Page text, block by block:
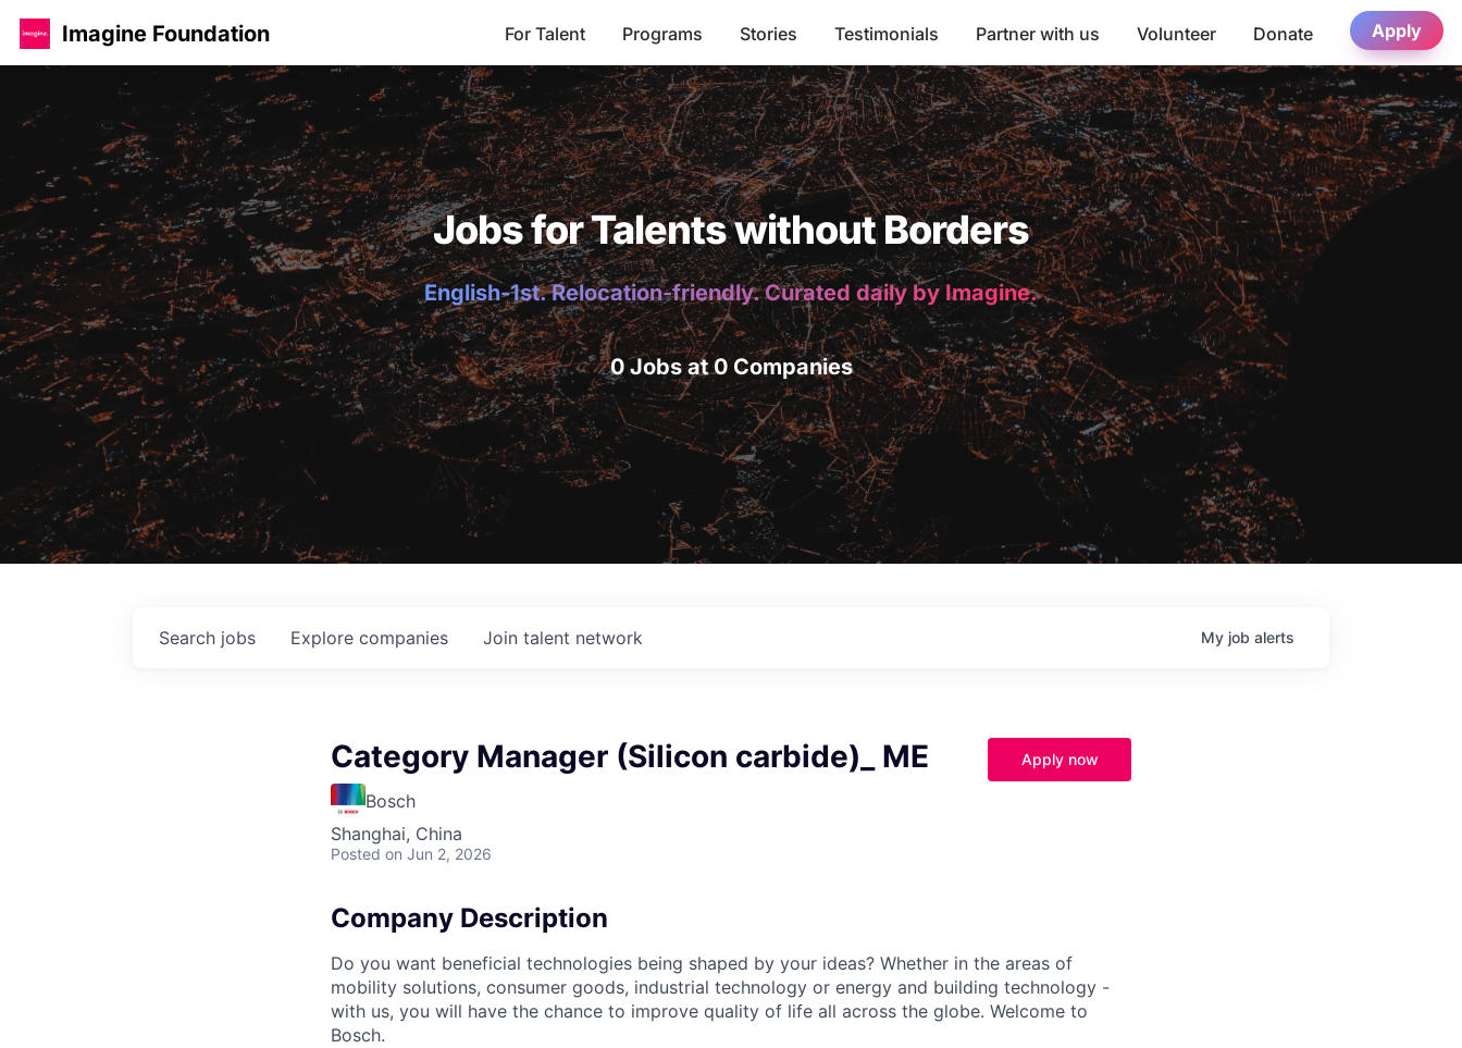
Imagine Foundation For Talent Programs Stories Testimonials Partner with us Volunteer Donate Apply
Jobs for Talents without Borders
English-1st. Relocation-friendly. Curated daily by Imagine.
0 Jobs at 0 Companies
Search jobs Explore companies Join talent network My job alerts
Category Manager (Silicon carbide)_ ME
Bosch
Shanghai, China
Posted on Jun 2, 2026
Apply now
Company Description
Do you want beneficial technologies being shaped by your ideas? Whether in the areas of
mobility solutions, consumer goods, industrial technology or energy and building technology -
with us, you will have the chance to improve quality of life all across the globe. Welcome to
Bosch.